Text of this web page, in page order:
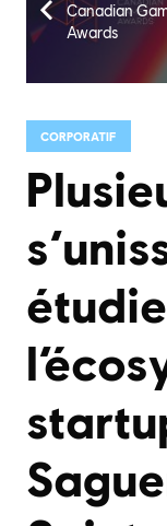
Canadian
Awards
CORPORATIF